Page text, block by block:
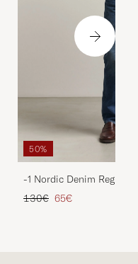
50%
-1 Nordic Denim Regular
Prix ordinaire
130€ Prix réduit
65€